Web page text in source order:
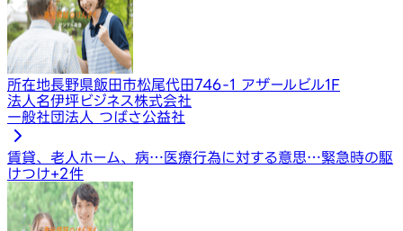
所在地長野県飯田市松尾代田746-1 アザールビル1F
法人名伊坪ビジネス株式会社
一般社団法人 つばさ公益社
賃貸、老人ホーム、病…医療行為に対する意思…緊急時の駆
けつけ+2件